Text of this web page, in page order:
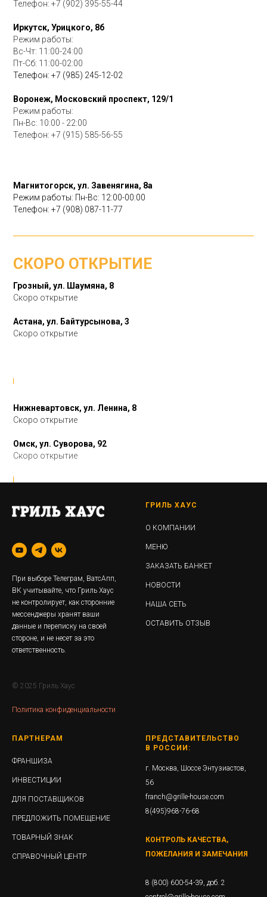
Телефон:+7 (902) 395-55-44
Иркутск, Урицкого, 8б
Режим работы:
Вс-Чт: 11:00-24:00
Пт-Сб: 11:00-02:00
Телефон:+7 (985) 245-12-02
Воронеж, Московский проспект, 129/1
Режим работы:
Пн-Вс: 10:00 - 22:00
Телефон:+7 (915) 585-56-55
Магнитогорск, ул. Завенягина, 8а
Режим работы: Пн-Вс: 12:00-00:00
Телефон: +7 (908) 087-11-77
СКОРО ОТКРЫТИЕ
Грозный, ул. Шаумяна, 8
Скоро открытие
Астана, ул. Байтурсынова, 3
Скоро открытие
Нижневартовск, ул. Ленина, 8
Скоро открытие
Омск, ул. Суворова, 92
Скоро открытие
При выборе Телеграм, ВатсАпп,
ВК учитывайте, что Гриль Хаус
не контролирует, как сторонние
мессенджеры хранят ваши
данные и переписку на своей
стороне, и не несет за это
ответственность.
© 2025 Гриль Хаус
Политика конфиденциальности
ГРИЛЬ ХАУС
О КОМПАНИИ
МЕНЮ
ЗАКАЗАТЬ БАНКЕТ
НОВОСТИ
НАША СЕТЬ
ОСТАВИТЬ ОТЗЫВ
ПАРТНЕРАМ
ФРАНШИЗА
ИНВЕСТИЦИИ
ДЛЯ ПОСТАВЩИКОВ
ПРЕДЛОЖИТЬ ПОМЕЩЕНИЕ
ТОВАРНЫЙ ЗНАК
СПРАВОЧНЫЙ ЦЕНТР
ПРЕДСТАВИТЕЛЬСТВО
В РОССИИ:
г. Москва, Шоссе Энтузиастов,
56
franch@grille-house.com
8(495)968-76-68
КОНТРОЛЬ КАЧЕСТВА,
ПОЖЕЛАНИЯ И ЗАМЕЧАНИЯ
8 (800) 600-54-39, доб. 2